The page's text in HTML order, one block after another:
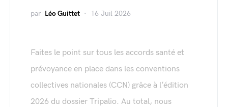
par Léo Guittet 16 Juil 2026
Faites le point sur tous les accords santé et
prévoyance en place dans les conventions
collectives nationales (CCN) grâce à l’édition
2026 du dossier Tripalio. Au total, nous